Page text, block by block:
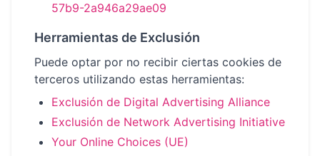
57b9-2a946a29ae09
Herramientas de Exclusión
Puede optar por no recibir ciertas cookies de
terceros utilizando estas herramientas:
Exclusión de Digital Advertising Alliance
Exclusión de Network Advertising Initiative
Your Online Choices (UE)